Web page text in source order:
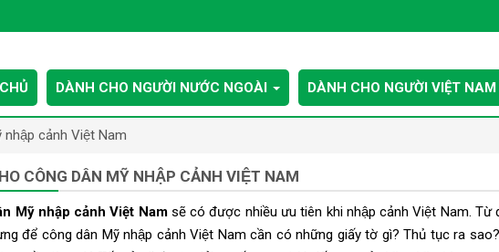
DÀNH CHO NGƯỜI NƯỚC NGOÀI DÀNH CHO NGƯỜI VIỆT NAM
cảnh Việt Nam
CÔNG DÂN MỸ NHẬP CẢNH VIỆT NAM
Mỹ nhập cảnh Việt Namsẽ có được nhiều ưu tiên khi nhập cảnh Việt Nam. Từ
để công dân Mỹ nhập cảnh Việt Nam cần có những giấy tờ gì? Thủ tục ra